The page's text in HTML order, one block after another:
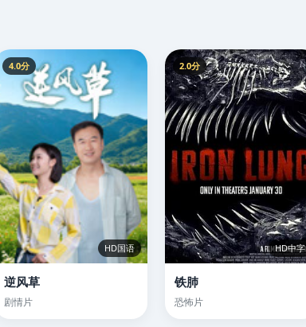
4.0分
HD国语
逆风草
剧情片
2.0分
HD中字
铁肺
恐怖片